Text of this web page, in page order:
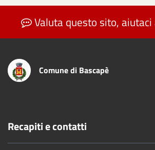
Valuta questo sito,
Comune di Bascapè
Recapiti e contatti